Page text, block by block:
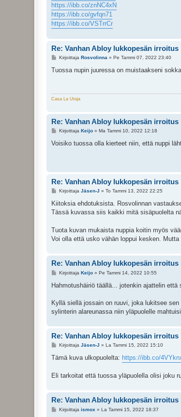
https://ibb.co/znNC4xN
https://ibb.co/gvfqn71
https://ibb.co/VSTrrCr
Re: Vanhan Abloy lukkopesän irroitus
V
e
Kirjoittaja Rosvolinna » Pe Tammi 07, 2022 23:40
Tuossa nupin juuressa on muistaakseni
Casa La Utoja
Re: Vanhan Abloy lukkopesän irroitus
V
e
Kirjoittaja Keijo» Ma Tammi 10, 2022 12:18
Voisiko tuossa olla kierteet niin, että nuppi
Re: Vanhan Abloy lukkopesän irroitus
V
e
t
Kirjoittaja Jäsen-J » To Tammi 13, 2022 22:25
Kiitoksia ehdotuksista. Rosvolinnan
Tässä kuvassa siis kaikki mitä sisäpuolelta
Tuota kuvan mukaista nuppia koitin myös
Voi olla että usko vähän loppui kesken.
Re: Vanhan Abloy lukkopesän irroitus
V
e
i
Kirjoittaja Keijo» Pe Tammi 14, 2022 10:55
Hahmotushäiriö täällä... jotenkin ajattelin että
Kyllä siellä jossain on ruuvi, joka lukitsee
sylinterin alareunassa niin yläpuolelle mahtuisi
Re: Vanhan Abloy lukkopesän irroitus
V
e
i
Kirjoittaja Jäsen-J » La Tammi 15, 2022 15:10
Tämä kuva ulkopuolelta: https://ibb.co/
Eli tarkoitat että tuossa yläpuolella olisi joku
Re: Vanhan Abloy lukkopesän irroitus
VKirjoittaja ismox » La Tammi 15, 2022 18:37